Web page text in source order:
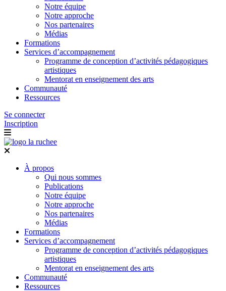
Notre équipe
Notre approche
Nos partenaires
Médias
Formations
Services d’accompagnement
Programme de conception d’activités pédagogiques
artistiques
Mentorat en enseignement des arts
Communauté
Ressources
Se connecter
Inscription
À propos
Qui nous sommes
Publications
Notre équipe
Notre approche
Nos partenaires
Médias
Formations
Services d’accompagnement
Programme de conception d’activités pédagogiques
artistiques
Mentorat en enseignement des arts
Communauté
Ressources